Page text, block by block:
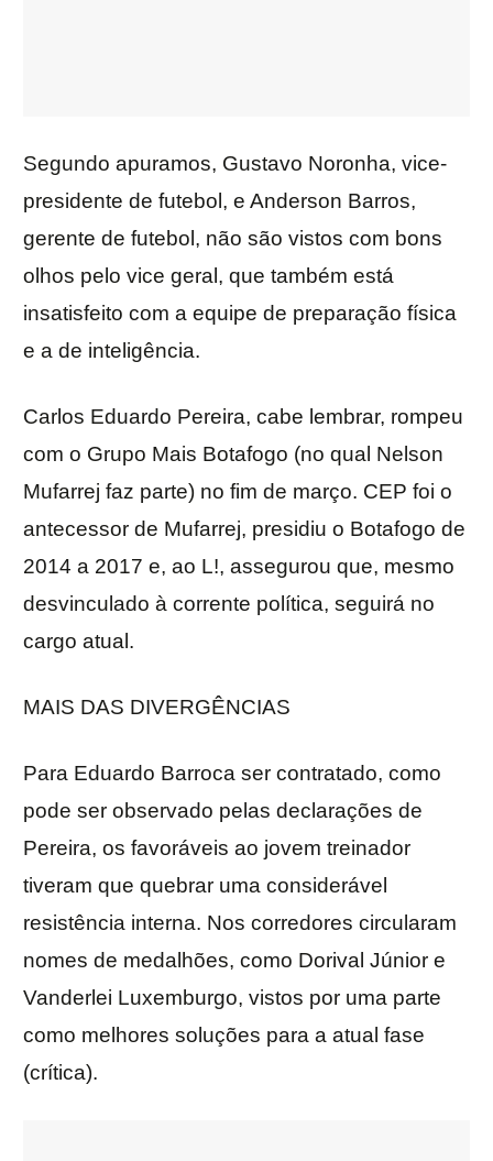
Segundo apuramos, Gustavo Noronha, vice-
presidente de futebol, e Anderson Barros,
gerente de futebol, não são vistos com bons
olhos pelo vice geral, que também está
insatisfeito com a equipe de preparação física
e a de inteligência.
Carlos Eduardo Pereira, cabe lembrar, rompeu
com o Grupo Mais Botafogo (no qual Nelson
Mufarrej faz parte) no fim de março. CEP foi o
antecessor de Mufarrej, presidiu o Botafogo de
2014 a 2017 e, ao L!, assegurou que, mesmo
desvinculado à corrente política, seguirá no
cargo atual.
MAIS DAS DIVERGÊNCIAS
Para Eduardo Barroca ser contratado, como
pode ser observado pelas declarações de
Pereira, os favoráveis ao jovem treinador
tiveram que quebrar uma considerável
resistência interna. Nos corredores circularam
nomes de medalhões, como Dorival Júnior e
Vanderlei Luxemburgo, vistos por uma parte
como melhores soluções para a atual fase
(crítica).